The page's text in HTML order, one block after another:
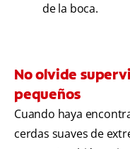
de la boca.
No olvide
pequeños
Cuando haya
cerdas suaves de